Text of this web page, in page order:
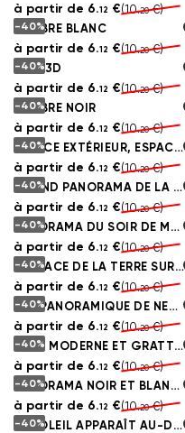
à partir de 6.12 €(10.20€)
-40%
MARBRE BLANC
à partir de 6.12 €(10.20€)
-40%
MIEL 3D
à partir de 6.12 €(10.20€)
-40%
MARBRE NOIR
à partir de 6.12 €(10.20€)
-40% ESPACE EXTÉRIEUR, ESPACE ET VAISSEAUX SPATIAUX
à partir de 6.12 €(10.20€)
-40% GRAND PANORAMA DE LA VILLE DEPUIS LA FENÊTRE
à partir de 6.12 €(10.20€)
-40% PANORAMA DU SOIR DE MANHATTAN
à partir de 6.12 €(10.20€)
-40% SURFACE DE LA TERRE SUR LE FOND DE LA LUNE
à partir de 6.12 €(10.20€)
-40% VUE PANORAMIQUE DE NEW YORK
à partir de 6.12 €(10.20€)
-40% VILLE MODERNE ET GRATTE-CIEL
à partir de 6.12 €(10.20€)
-40% PANORAMA NOIR ET BLANC DU PONT DE BROOKLYN
à partir de 6.12 €(10.20€)
-40% LE SOLEIL APPARAÎT AU-DESSUS DE LA TERRE